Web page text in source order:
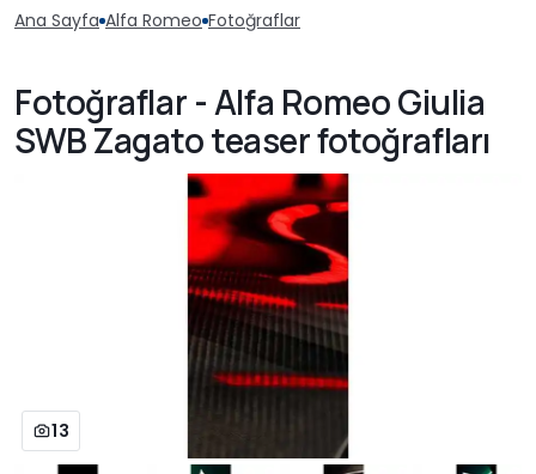
Ana Sayfa Alfa Romeo Fotoğraflar
Fotoğraflar - Alfa Romeo Giulia
SWB Zagato teaser fotoğrafları
13